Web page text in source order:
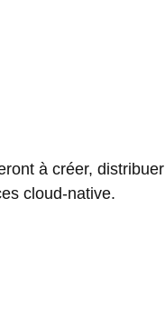
à créer, distribuer
cloud-native.